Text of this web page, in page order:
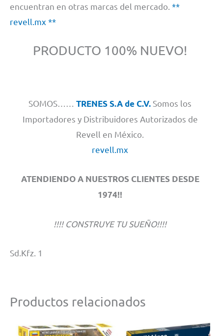
encuentran en otras marcas del mercado. **
revell.mx **
PRODUCTO 100% NUEVO!
SOMOS…… TRENES S.A de C.V. Somos los
Importadores y Distribuidores Autorizados de
Revell en México.
revell.mx
ATENDIENDO A NUESTROS CLIENTES DESDE
1974!!
!!!! CONSTRUYE TU SUEÑO!!!!
Sd.Kfz. 1
Productos relacionados